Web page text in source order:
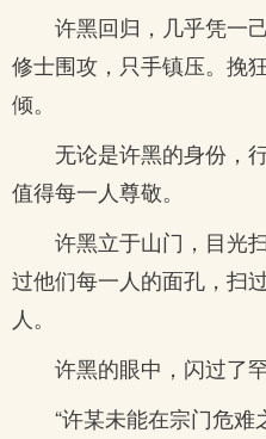
许黑回归，几乎凭一
修士围攻，只手镇压。挽
倾。
无论是许黑的身份，
值得每一人尊敬。
许黑立于山门，目光
过他们每一人的面孔，扫
人。
许黑的眼中，闪过了
“许某未能在宗门危